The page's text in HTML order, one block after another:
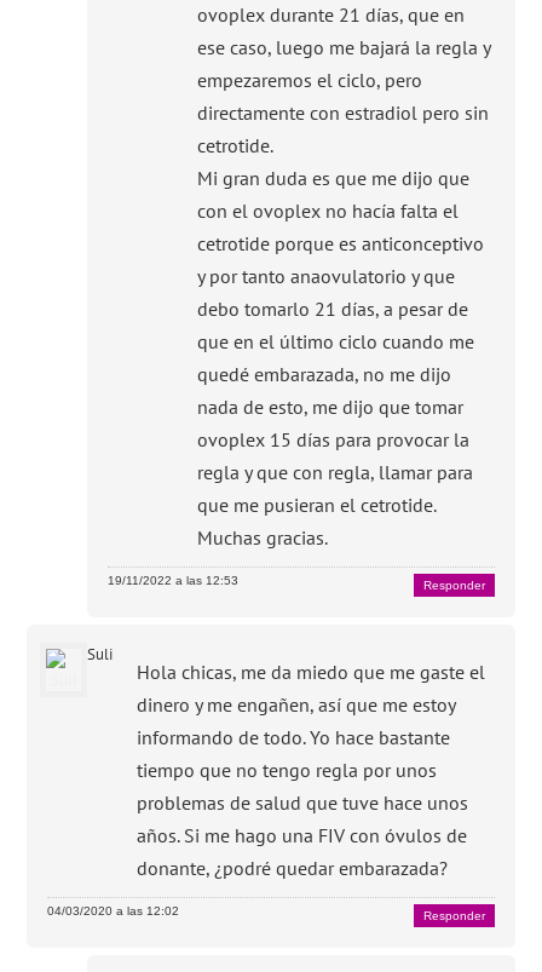
ovoplex durante 21 días, que en
ese caso, luego me bajará la regla y
empezaremos el ciclo, pero
directamente con estradiol pero sin
cetrotide.
Mi gran duda es que me dijo que
con el ovoplex no hacía falta el
cetrotide porque es anticonceptivo
y por tanto anaovulatorio y que
debo tomarlo 21 días, a pesar de
que en el último ciclo cuando me
quedé embarazada, no me dijo
nada de esto, me dijo que tomar
ovoplex 15 días para provocar la
regla y que con regla, llamar para
que me pusieran el cetrotide.
Muchas gracias.
19/11/2022 a las 12:53 Responder
Suli
Hola chicas, me da miedo que me gaste el
dinero y me engañen, así que me estoy
informando de todo. Yo hace bastante
tiempo que no tengo regla por unos
problemas de salud que tuve hace unos
años. Si me hago una FIV con óvulos de
donante, ¿podré quedar embarazada?
04/03/2020 a las 12:02 Responder